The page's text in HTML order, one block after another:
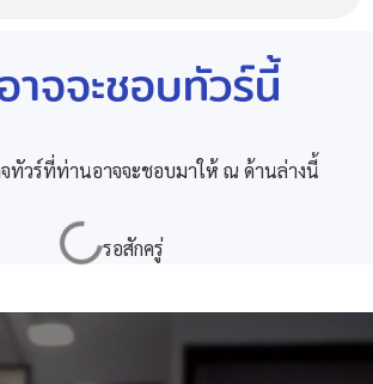
จจะชอบทัวร์นี้
จทัวร์ที่ท่านอาจจะชอบมาให้ ณ ด้านล่างนี้